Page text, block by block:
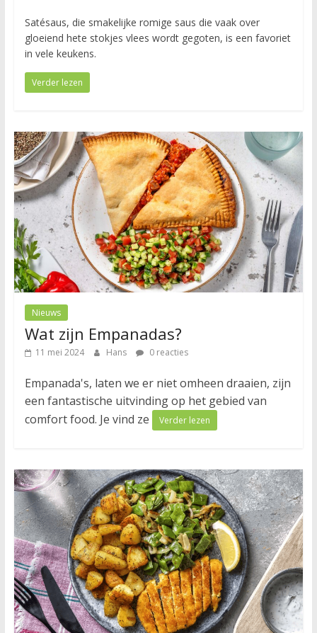
Satésaus, die smakelijke romige saus die vaak over
gloeiend hete stokjes vlees wordt gegoten, is een favoriet
in vele keukens.
Verder lezen
Nieuws
Wat zijn Empanadas?
11 mei 2024 Hans 0 reacties
Empanada's, laten we er niet omheen draaien, zijn
een fantastische uitvinding op het gebied van
comfort food. Je vind ze
Verder lezen